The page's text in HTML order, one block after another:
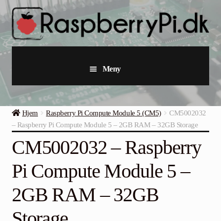
Hopp
til
navigasjon
Hopp
til
innhold
Meny
Raspberry Pi
Startpakker & Kits
Industriell Raspberry Pi
Raspberry Pi Tilbehør
Samlinger
Hjem Raspberry Pi Compute Module 5 (CM5)
CM5002032
– Raspberry Pi Compute Module 5 – 2GB RAM – 32GB Storage
CM5002032 – Raspberry
Pi Compute Module 5 –
2GB RAM – 32GB